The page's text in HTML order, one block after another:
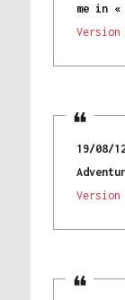
me in
19/